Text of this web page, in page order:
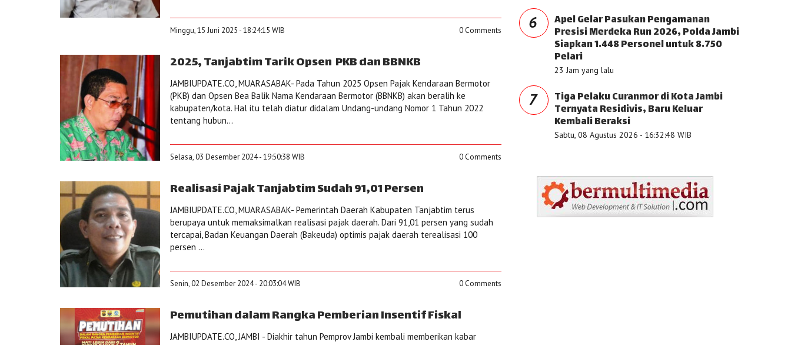
Minggu, 15 Juni 2025 - 18:24:15 WIB 0 Comments
2025, Tanjabtim Tarik Opsen PKB dan BBNKB
JAMBIUPDATE.CO, MUARASABAK- Pada Tahun 2025 Opsen Pajak Kendaraan Bermotor
(PKB) dan Opsen Bea Balik Nama Kendaraan Bermotor (BBNKB) akan beralih ke
kabupaten/kota. Hal itu telah diatur didalam Undang-undang Nomor 1 Tahun 2022
tentang hubun...
Selasa, 03 Desember 2024 - 19:50:38 WIB 0 Comments
Realisasi Pajak Tanjabtim Sudah 91,01 Persen
JAMBIUPDATE.CO, MUARASABAK- Pemerintah Daerah Kabupaten Tanjabtim terus
berupaya untuk memaksimalkan realisasi pajak daerah. Dari 91,01 persen yang sudah
tercapai, Badan Keuangan Daerah (Bakeuda) optimis pajak daerah terealisasi 100
persen ...
Senin, 02 Desember 2024 - 20:03:04 WIB 0 Comments
Pemutihan dalam Rangka Pemberian Insentif Fiskal
JAMBIUPDATE.CO, JAMBI - Diakhir tahun Pemprov Jambi kembali memberikan kabar
6 Apel Gelar Pasukan Pengamanan
Presisi Merdeka Run 2026, Polda Jambi
Siapkan 1.448 Personel untuk 8.750
Pelari
23 Jam yang lalu
7 Tiga Pelaku Curanmor di Kota Jambi
Ternyata Residivis, Baru Keluar
Kembali Beraksi
Sabtu, 08 Agustus 2026 - 16:32:48 WIB